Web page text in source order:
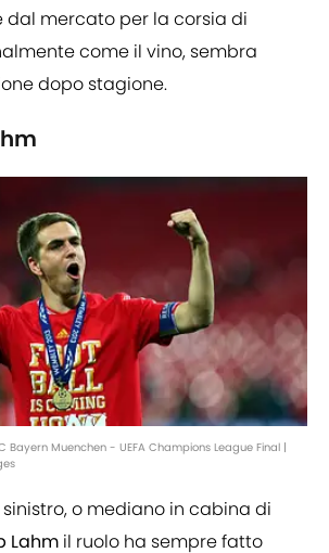
dal mercato per la corsia di
come il vino, sembra
dopo stagione.
Bayern Muenchen - UEFA Champions League Final |
sinistro, o mediano in cabina di
Lahm il ruolo ha sempre fatto